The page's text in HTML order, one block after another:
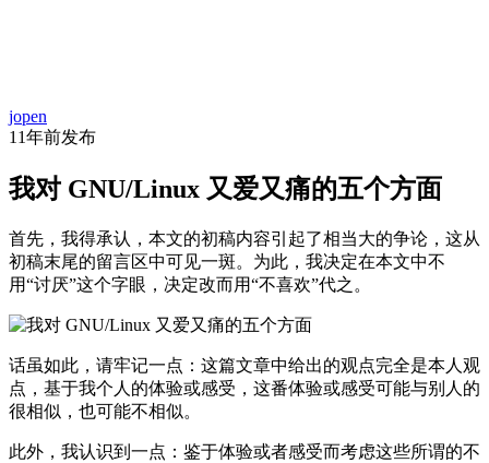
页讯目
jopen
11年前发布
我对 GNU/Linux 又爱又痛的五个方面
首先，我得承认，本文的初稿内容引起了相当大的争论，这从
初稿末尾的留言区中可见一斑。为此，我决定在本文中不
用“讨厌”这个字眼，决定改而用“不喜欢”代之。
话虽如此，请牢记一点：这篇文章中给出的观点完全是本人观
点，基于我个人的体验或感受，这番体验或感受可能与别人的
很相似，也可能不相似。
此外，我认识到一点：鉴于体验或者感受而考虑这些所谓的不